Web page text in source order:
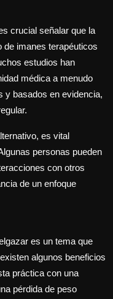
crucial señalar que la
de imanes terapéuticos
estudios han
médica a menudo
y basados en evidencia,
es vital
personas pueden
con otros
de un enfoque
es un tema que
algunos beneficios
práctica con una
pérdida de peso